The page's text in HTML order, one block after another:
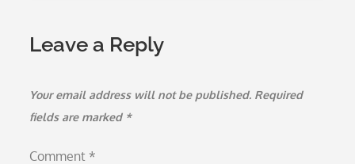
Leave a Reply
Your email address will not be published. Required
fields are marked *
Comment *